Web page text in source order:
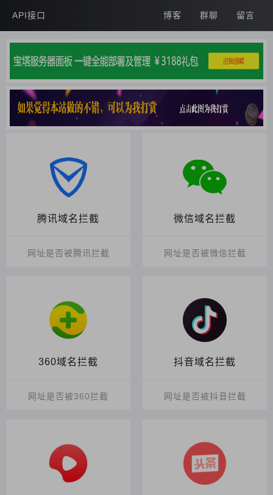
API接口 博客 群聊 留言
腾讯域名拦截
网址是否被腾讯拦截
微信域名拦截
网址是否被微信拦截
360域名拦截
网址是否被360拦截
抖音域名拦截
网址是否被抖音拦截